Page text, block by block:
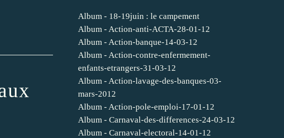
Album - 18-19juin : le campement
Album - Action-anti-ACTA-28-01-12
Album - Action-banque-14-03-12
Album - Action-contre-enfermement-
enfants-etrangers-31-03-12
Album - Action-lavage-des-banques-03-
mars-2012
Album - Action-pole-emploi-17-01-12
Album - Carnaval-des-differences-24-03-12
Album - Carnaval-electoral-14-01-12